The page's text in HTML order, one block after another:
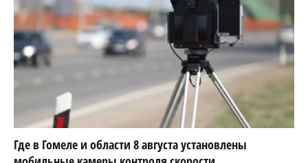
Где в Гомеле и области 8 августа установлены